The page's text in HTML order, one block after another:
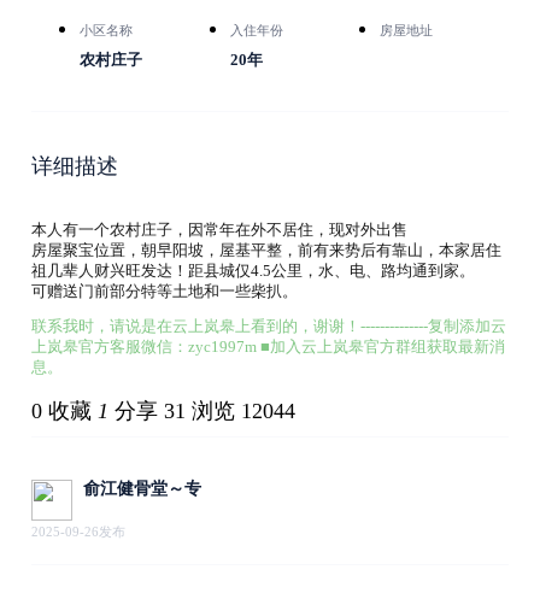
小区名称
农村庄子
入住年份
20年
房屋地址
详细描述
本人有一个农村庄子，因常年在外不居住，现对外出售
房屋聚宝位置，朝早阳坡，屋基平整，前有来势后有靠山，本家居住
祖几辈人财兴旺发达！距县城仅4.5公里，水、电、路均通到家。
可赠送门前部分特等土地和一些柴扒。
联系我时，请说是在云上岚皋上看到的，谢谢！--------------复制添加云
上岚皋官方客服微信：zyc1997m ■加入云上岚皋官方群组获取最新消
息。
0 收藏 1 分享 31 浏览 12044
俞江健骨堂～专
2025-09-26发布